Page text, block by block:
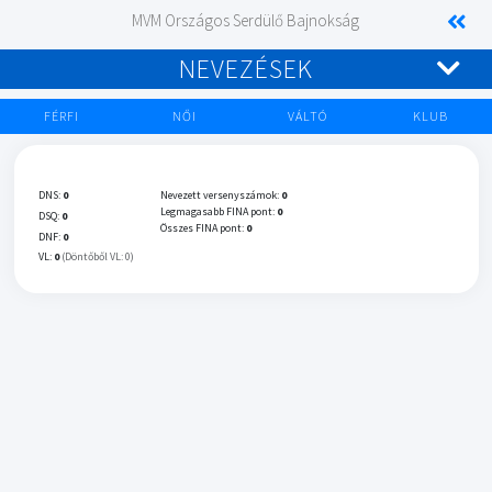
MVM Országos Serdülő Bajnokság
NEVEZÉSEK
FÉRFI NŐI VÁLTÓ KLUB
DNS: 0
DSQ: 0
DNF: 0
VL: 0 (Döntőből VL: 0)
Nevezett versenyszámok: 0
Legmagasabb FINA pont: 0
Összes FINA pont: 0